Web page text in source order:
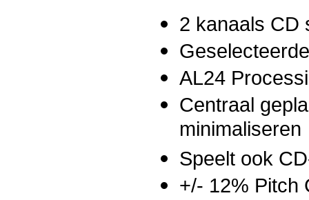
2 kanaals CD
AL24
Centraal
minimaliseren
Speelt ook
+/- 12% Pitch